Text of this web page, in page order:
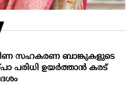
സഹകരണ ബാങ്കുകളുടെ
പരിധി ഉയർത്താൻ കരട്